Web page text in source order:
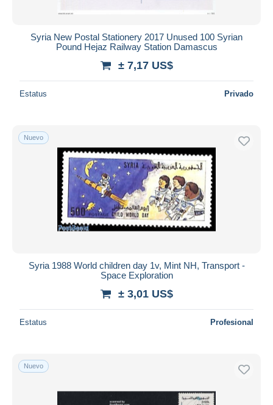
Syria New Postal Stationery 2017 Unused 100 Syrian
Pound Hejaz Railway Station Damascus
± 7,17 US$
Estatus Privado
Nuevo
Syria 1988 World children day 1v, Mint NH, Transport -
Space Exploration
± 3,01 US$
Estatus Profesional
Nuevo